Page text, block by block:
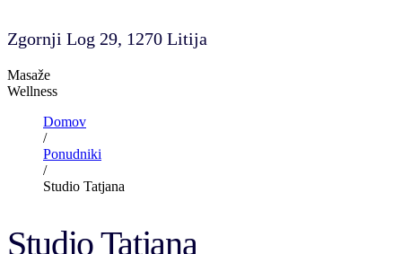
Zgornji Log 29, 1270 Litija
Masaže
Wellness
Domov
/
Ponudniki
/
Studio Tatjana
Studio Tatjana